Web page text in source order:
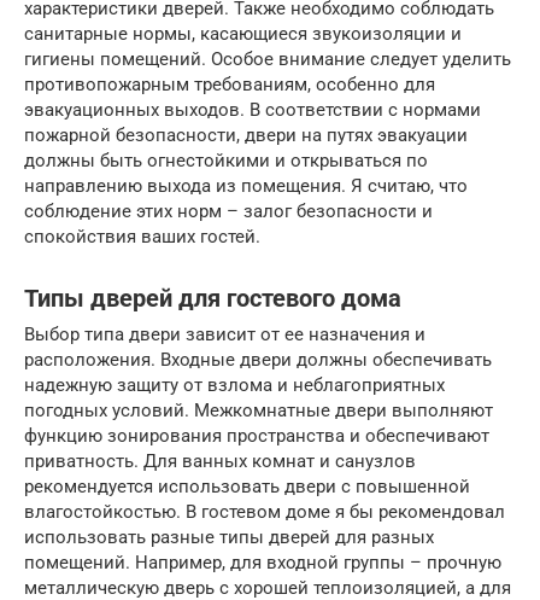
характеристики дверей. Также необходимо соблюдать
санитарные нормы, касающиеся звукоизоляции и
гигиены помещений. Особое внимание следует уделить
противопожарным требованиям, особенно для
эвакуационных выходов. В соответствии с нормами
пожарной безопасности, двери на путях эвакуации
должны быть огнестойкими и открываться по
направлению выхода из помещения. Я считаю, что
соблюдение этих норм – залог безопасности и
спокойствия ваших гостей.
Типы дверей для гостевого дома
Выбор типа двери зависит от ее назначения и
расположения. Входные двери должны обеспечивать
надежную защиту от взлома и неблагоприятных
погодных условий. Межкомнатные двери выполняют
функцию зонирования пространства и обеспечивают
приватность. Для ванных комнат и санузлов
рекомендуется использовать двери с повышенной
влагостойкостью. В гостевом доме я бы рекомендовал
использовать разные типы дверей для разных
помещений. Например, для входной группы – прочную
металлическую дверь с хорошей теплоизоляцией, а для